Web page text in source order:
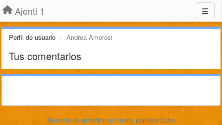
Ajenti 1
Perfil de usuario Andrea Amorosi
Tus comentarios
Servicio de atención al cliente por UserEcho